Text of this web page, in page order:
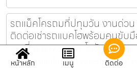
รถแม็คโครถมที่ปทุมวัน งานด่วน
ติดต่อเช่ารถแบคโฮพร้อมคนขับ
เลยที่ www.รถแบคโฮรับจ้าง
รถแม็คโครถมที่ปทุมวัน งานด่วน งานเร่ง เ
หน้าหลัก เมนู ติดต่อ